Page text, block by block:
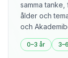
samma
ålder och
och
0–3 år